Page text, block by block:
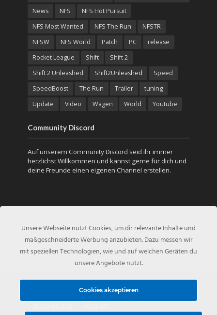
News
NFS
NFS Hot Pursuit
NFS Most Wanted
NFS The Run
NFSTR
NFSW
NFS World Patch PC
release
Rocket League
Shift
Shift 2
Shift 2 Unleashed
Shift2Unleashed
Speed
SpeedBoost
The Run Trailer
tuning
Update
Video Wagen World Youtube
Community Discord
Auf unserem Community Discord seid ihr immer
herzlichst Willkommen und kannst gerne für dich und
deine Freunde einen eigenen Channel erstellen.
Copyright © 2010 - Created byNFS-Inside.de
Unsere Webseite nutzt Cookies, um dir relevante Inhalte und
maßgeschneiderte Werbung anzubieten. Dazu messen wir
mit speziellen Technologien, wie und auf welchen Geräten du
unsere Angebote nutzt.
Cookies akzeptieren